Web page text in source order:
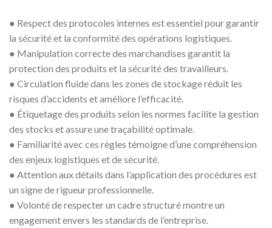
● Respect des protocoles internes est essentiel pour garantir
la sécurité et la conformité des opérations logistiques.
● Manipulation correcte des marchandises garantit la
protection des produits et la sécurité des travailleurs.
● Circulation fluide dans les zones de stockage réduit les
risques d’accidents et améliore l’efficacité.
● Étiquetage des produits selon les normes facilite la gestion
des stocks et assure une traçabilité optimale.
● Familiarité avec ces règles témoigne d’une compréhension
des enjeux logistiques et de sécurité.
● Attention aux détails dans l’application des procédures est
un signe de rigueur professionnelle.
● Volonté de respecter un cadre structuré montre un
engagement envers les standards de l’entreprise.